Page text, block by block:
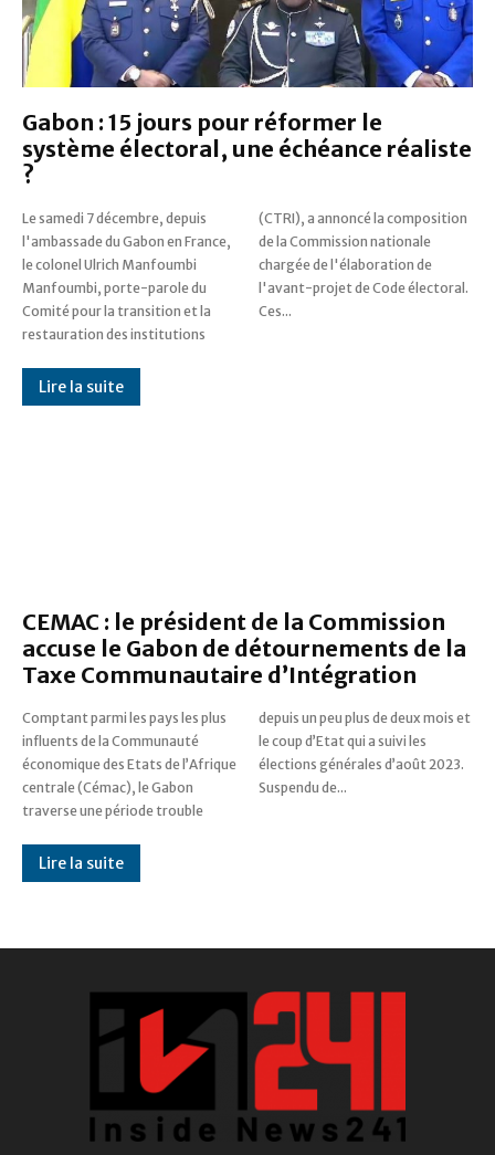
Gabon : 15 jours pour réformer le
système électoral, une échéance réaliste
?
Le samedi 7 décembre, depuis
l'ambassade du Gabon en France,
le colonel Ulrich Manfoumbi
Manfoumbi, porte-parole du
Comité pour la transition et la
restauration des institutions
(CTRI), a annoncé la composition
de la Commission nationale
chargée de l'élaboration de
l'avant-projet de Code électoral.
Ces...
Lire la suite
CEMAC : le président de la Commission
accuse le Gabon de détournements de la
Taxe Communautaire d’Intégration
Comptant parmi les pays les plus
influents de la Communauté
économique des Etats de l’Afrique
centrale (Cémac), le Gabon
traverse une période trouble
depuis un peu plus de deux mois et
le coup d’Etat qui a suivi les
élections générales d’août 2023.
Suspendu de...
Lire la suite